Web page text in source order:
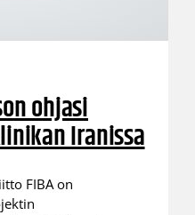
ohjasi
Iranissa
FIBA on